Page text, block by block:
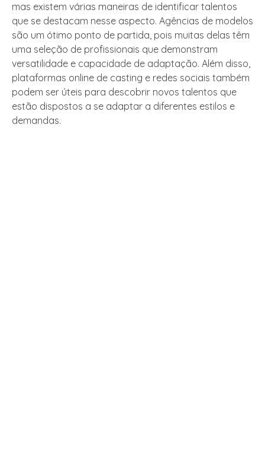
mas existem várias maneiras de identificar talentos
que se destacam nesse aspecto. Agências de modelos
são um ótimo ponto de partida, pois muitas delas têm
uma seleção de profissionais que demonstram
versatilidade e capacidade de adaptação. Além disso,
plataformas online de casting e redes sociais também
podem ser úteis para descobrir novos talentos que
estão dispostos a se adaptar a diferentes estilos e
demandas.